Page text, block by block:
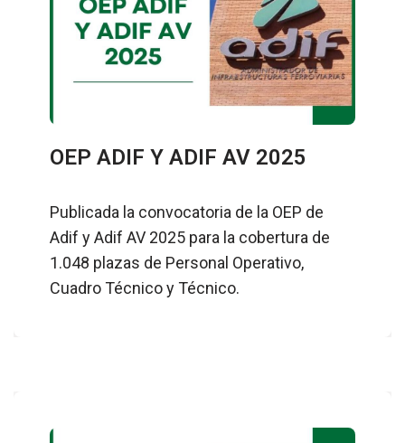
OEP ADIF Y ADIF AV 2025
Publicada la convocatoria de la OEP de
Adif y Adif AV 2025 para la cobertura de
1.048 plazas de Personal Operativo,
Cuadro Técnico y Técnico.